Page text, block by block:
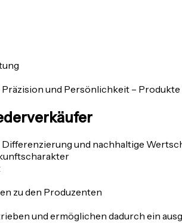
und Persönlichkeit –
und nachhaltige
zu den Produzenten
und ermöglichen dadurch ein